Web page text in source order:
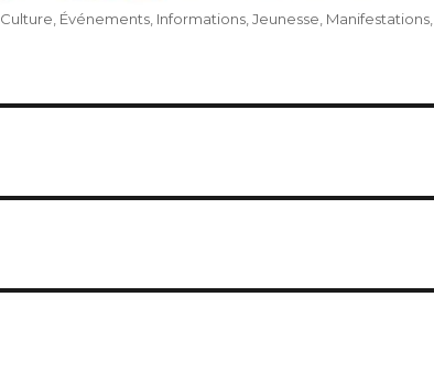
Culture, Événements, Informations,Jeunesse, Manifestations,